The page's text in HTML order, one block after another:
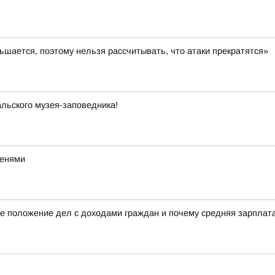
поэтому нельзя рассчитывать, что атаки прекратятся»
музея-заповедника!
положение дел с доходами граждан и почему средняя